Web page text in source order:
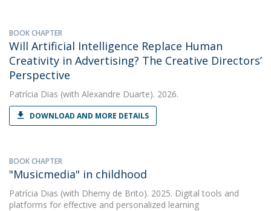
BOOK CHAPTER
Will Artificial Intelligence Replace Human
Creativity in Advertising? The Creative Directors’
Perspective
Patrícia Dias (with Alexandre Duarte). 2026.
DOWNLOAD AND MORE DETAILS
BOOK CHAPTER
"Musicmedia" in childhood
Patrícia Dias (with Dhemy de Brito). 2025. Digital tools and
platforms for effective and personalized learning